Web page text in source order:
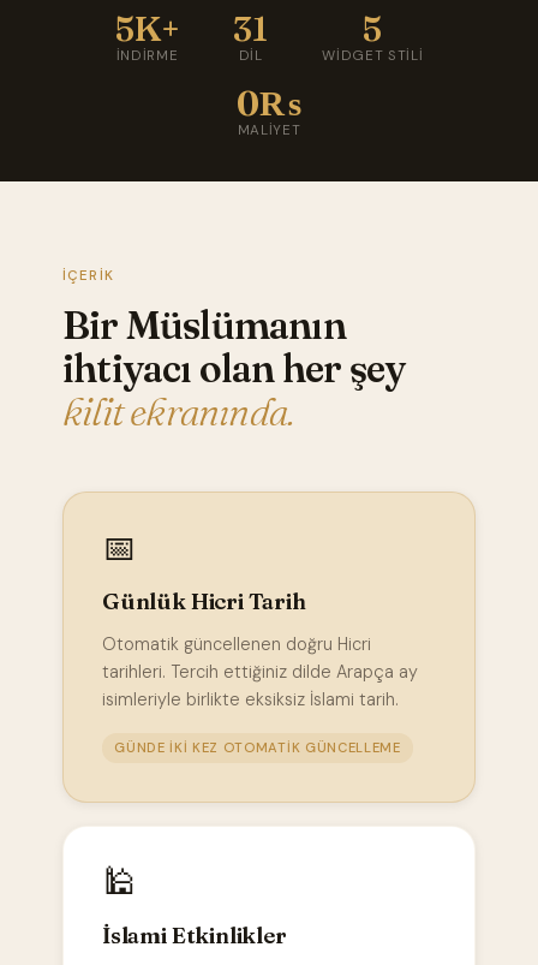
5K+
İNDIRME
31
DIL
5
WIDGET STILI
0₨
MALIYET
İÇERIK
Bir Müslümanın
ihtiyacı olan her şey
kilit ekranında.
📅
Günlük Hicri Tarih
Otomatik güncellenen doğru Hicri
tarihleri. Tercih ettiğiniz dilde Arapça ay
isimleriyle birlikte eksiksiz İslami tarih.
GÜNDE IKI KEZ OTOMATIK GÜNCELLEME
🕌
İslami Etkinlikler